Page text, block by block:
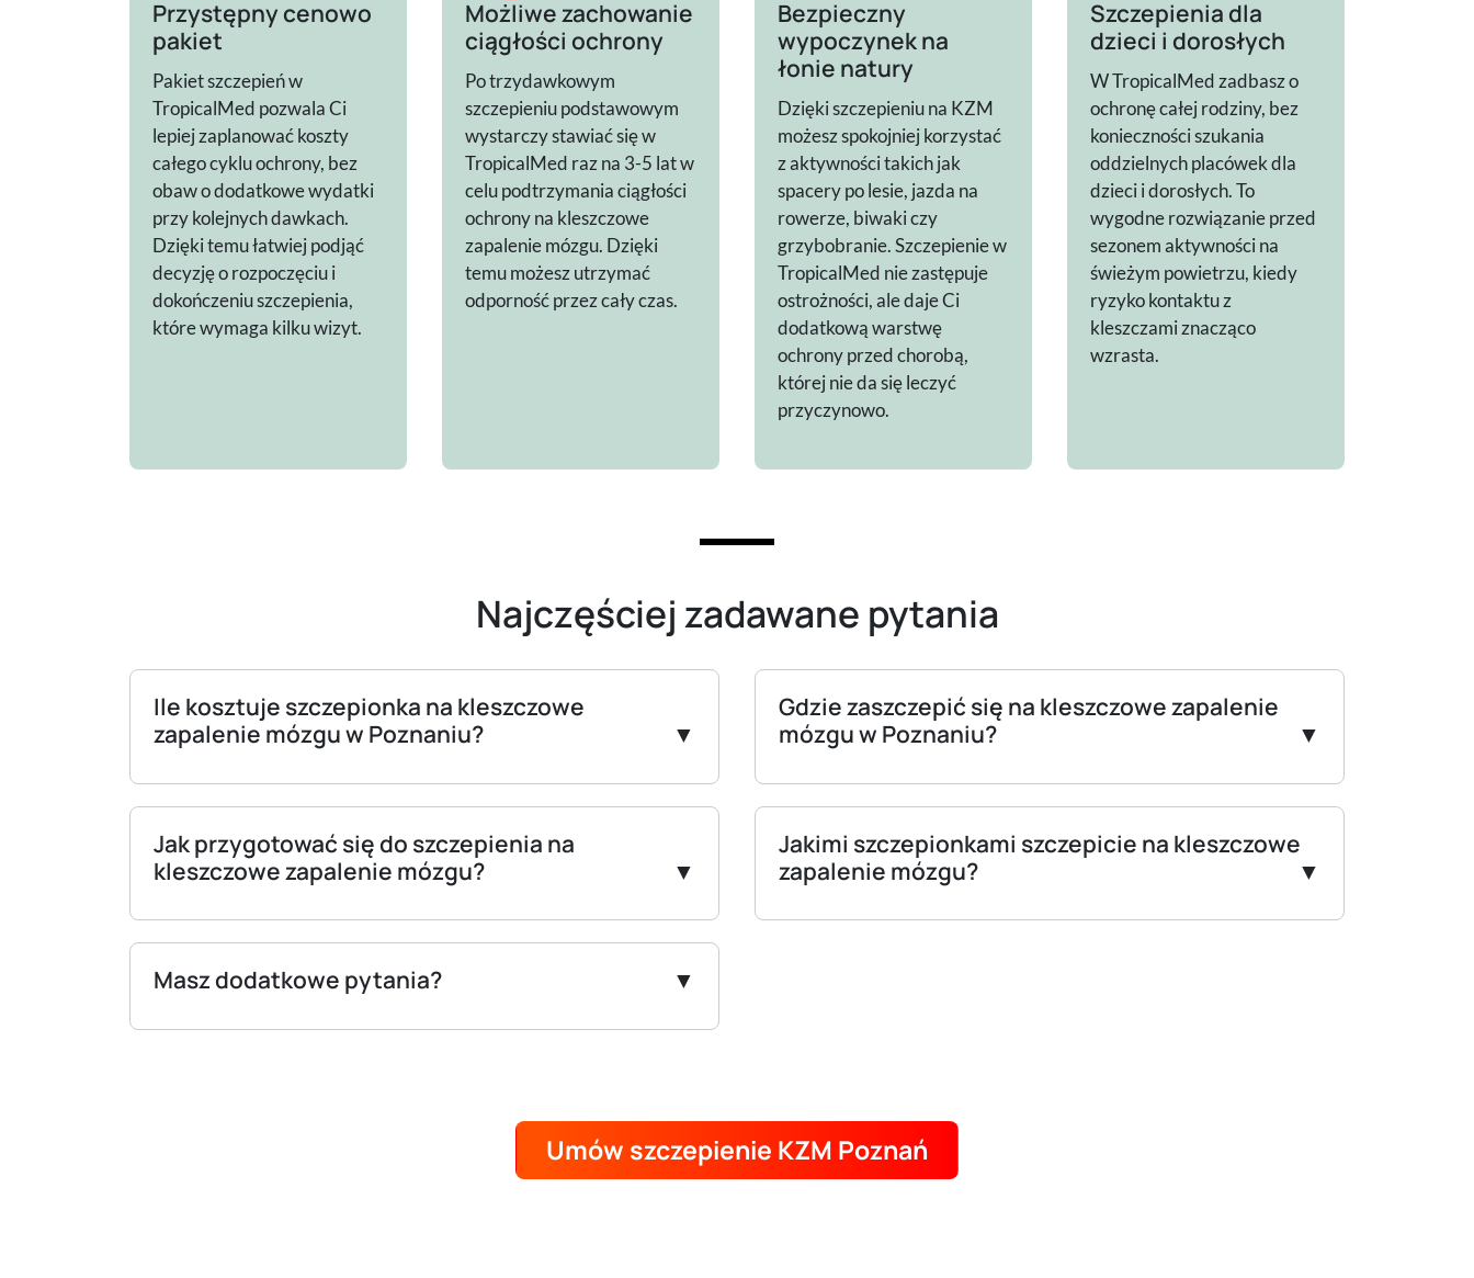
Przystępny cenowo
pakiet
Pakiet szczepień w
TropicalMed pozwala Ci
lepiej zaplanować koszty
całego cyklu ochrony, bez
obaw o dodatkowe wydatki
przy kolejnych dawkach.
Dzięki temu łatwiej podjąć
decyzję o rozpoczęciu i
dokończeniu szczepienia,
które wymaga kilku wizyt.
Możliwe zachowanie
ciągłości ochrony
Po trzydawkowym
szczepieniu podstawowym
wystarczy stawiać się w
TropicalMed raz na 3-5 lat w
celu podtrzymania ciągłości
ochrony na kleszczowe
zapalenie mózgu. Dzięki
temu możesz utrzymać
odporność przez cały czas.
Bezpieczny
wypoczynek na
łonie natury
Dzięki szczepieniu na KZM
możesz spokojniej korzystać
z aktywności takich jak
spacery po lesie, jazda na
rowerze, biwaki czy
grzybobranie. Szczepienie w
TropicalMed nie zastępuje
ostrożności, ale daje Ci
dodatkową warstwę
ochrony przed chorobą,
której nie da się leczyć
przyczynowo.
Szczepienia dla
dzieci i dorosłych
W TropicalMed zadbasz o
ochronę całej rodziny, bez
konieczności szukania
oddzielnych placówek dla
dzieci i dorosłych. To
wygodne rozwiązanie przed
sezonem aktywności na
świeżym powietrzu, kiedy
ryzyko kontaktu z
kleszczami znacząco
wzrasta.
Najczęściej zadawane pytania
Ile kosztuje szczepionka na kleszczowe
zapalenie mózgu w Poznaniu?
Gdzie zaszczepić się na kleszczowe zapalenie
mózgu w Poznaniu?
Jak przygotować się do szczepienia na
kleszczowe zapalenie mózgu?
Jakimi szczepionkami szczepicie na kleszczowe
zapalenie mózgu?
Masz dodatkowe pytania?
Umów szczepienie KZM Poznań